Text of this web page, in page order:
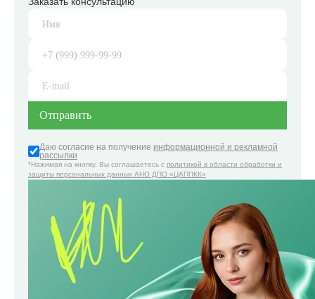
Даю согласие на получение информационной и рекламной
рассылки
*Нажимая на кнопку, Вы соглашаетесь с политикой в области обработки и
защиты персональных данных АНО ДПО «ЦАППКК»